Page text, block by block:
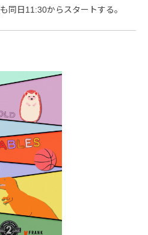
も同日11:30からスタートする。